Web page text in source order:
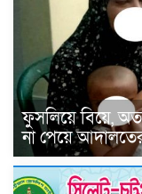
ফুসলিয়ে বিয়ে,
না পেয়ে